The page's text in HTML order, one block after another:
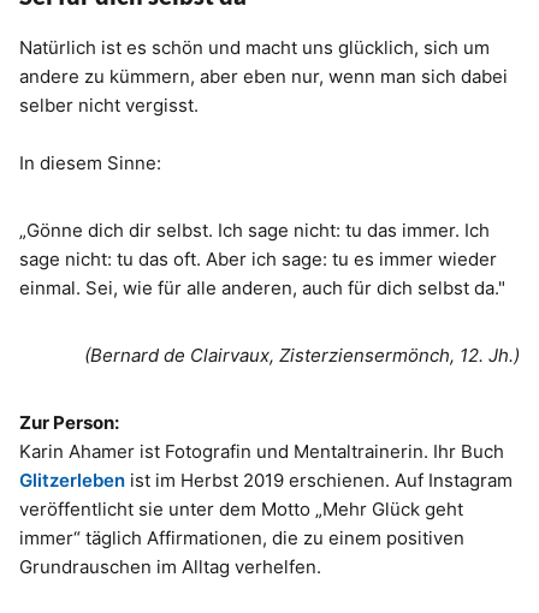
Natürlich ist es schön und macht uns glücklich, sich um
andere zu kümmern, aber eben nur, wenn man sich dabei
selber nicht vergisst.
In diesem Sinne:
„Gönne dich dir selbst. Ich sage nicht: tu das immer. Ich
sage nicht: tu das oft. Aber ich sage: tu es immer wieder
einmal. Sei, wie für alle anderen, auch für dich selbst da."
(Bernard de Clairvaux, Zisterziensermönch, 12. Jh.)
Zur Person:
Karin Ahamer ist Fotografin und Mentaltrainerin. Ihr Buch
Glitzerleben ist im Herbst 2019 erschienen. Auf Instagram
veröffentlicht sie unter dem Motto „Mehr Glück geht
immer“ täglich Affirmationen, die zu einem positiven
Grundrauschen im Alltag verhelfen.